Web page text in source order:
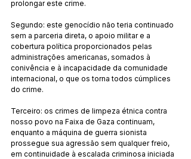
prolongar este crime.
Segundo: este genocídio não teria continuado
sem a parceria direta, o apoio militar e a
cobertura política proporcionados pelas
administrações americanas, somados à
conivência e à incapacidade da comunidade
internacional, o que os torna todos cúmplices
do crime.
Terceiro: os crimes de limpeza étnica contra
nosso povo na Faixa de Gaza continuam,
enquanto a máquina de guerra sionista
prossegue sua agressão sem qualquer freio,
em continuidade à escalada criminosa iniciada